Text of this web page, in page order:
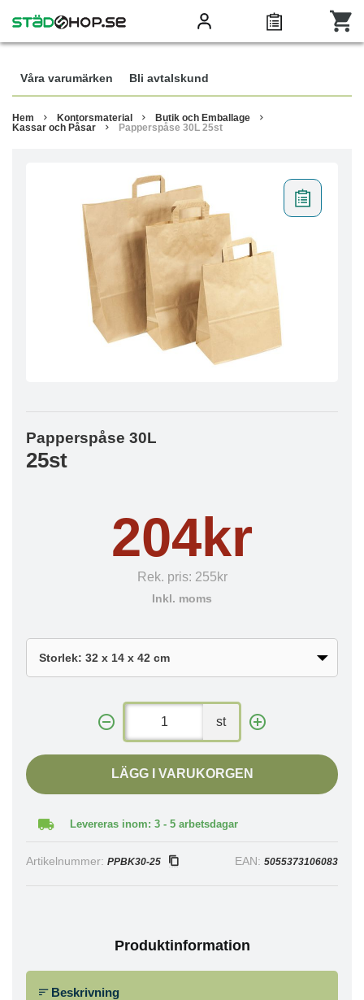
Våra varumärken Bli avtalskund
Hem Kontorsmaterial
Butik och Emballage
Kassar och Påsar
Papperspåse 30L 25st
Papperspåse 30L
25st
204kr
Rek. pris: 255kr
Inkl. moms
st
LÄGG I VARUKORGEN
Levereras inom: 3 - 5 arbetsdagar
Artikelnummer: PPBK30-25 EAN: 5055373106083
Produktinformation
Beskrivning